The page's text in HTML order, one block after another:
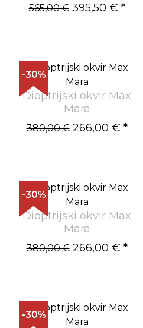
565,00 €395,50 € *
-30%
Dioptrijski okvir Max
Mara
380,00 €266,00 € *
-30%
Dioptrijski okvir Max
Mara
380,00 €266,00 € *
-30%